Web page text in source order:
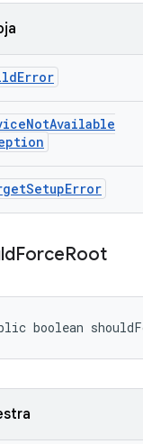
Error
NotAvailable
SetupError
ForceRoot
boolean